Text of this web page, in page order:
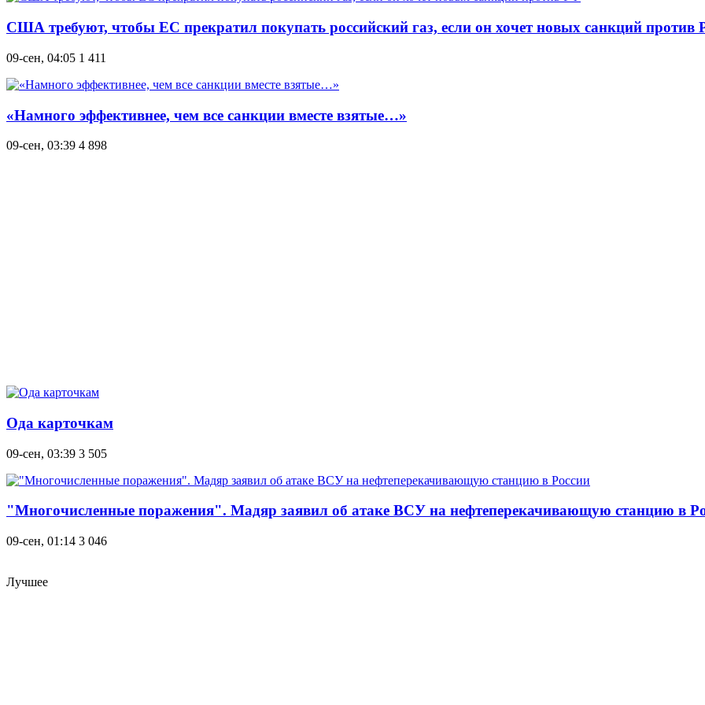
США требуют, чтобы ЕС прекратил покупать российский газ, если он хочет новых санкций против
09-сен, 04:05 1 411
«Намного эффективнее, чем все санкции вместе взятые…»
09-сен, 03:39 4 898
Ода карточкам
09-сен, 03:39 3 505
"Многочисленные поражения". Мадяр заявил об атаке ВСУ на нефтеперекачивающую станцию в
09-сен, 01:14 3 046
Лучшее